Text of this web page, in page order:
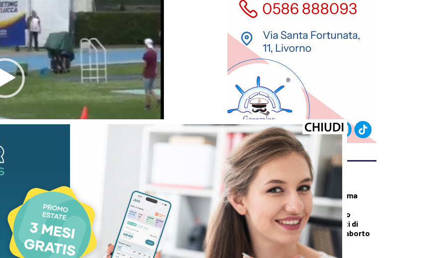
di Lucca nei 400 metri, Gioele, Atletica
per aiutare l’avversario Lorenzo,
in rimonta di Gioele.
e insieme riprendono la corsa verso il
ULTIMI ARTICOLI
DEMOGRAFICA
“Sembra un problema
tecnico, ma è una
censura”: bloccato
l’accesso a due siti di
informazione sull’aborto
DALLA TOSCANA